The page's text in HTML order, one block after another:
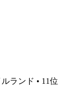
ランド • 11位